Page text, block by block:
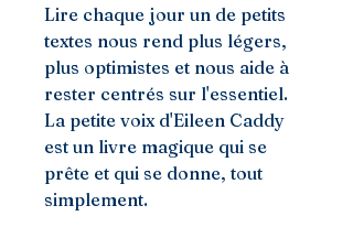
Lire chaque jour un de petits
textes nous rend plus légers,
plus optimistes et nous aide à
rester centrés sur l'essentiel.
La petite voix d'Eileen Caddy
est un livre magique qui se
prête et qui se donne, tout
simplement.